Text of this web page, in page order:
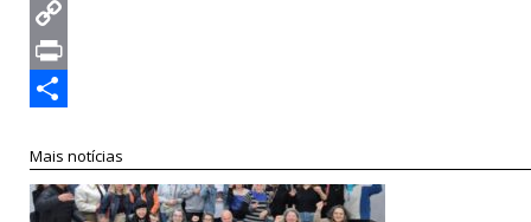
Twitter
Copy
Link
Print
Mais notícias